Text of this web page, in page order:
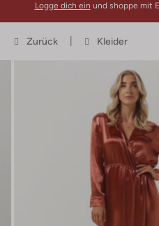
Logge dich ein und shoppe mit
Zurück Kleider